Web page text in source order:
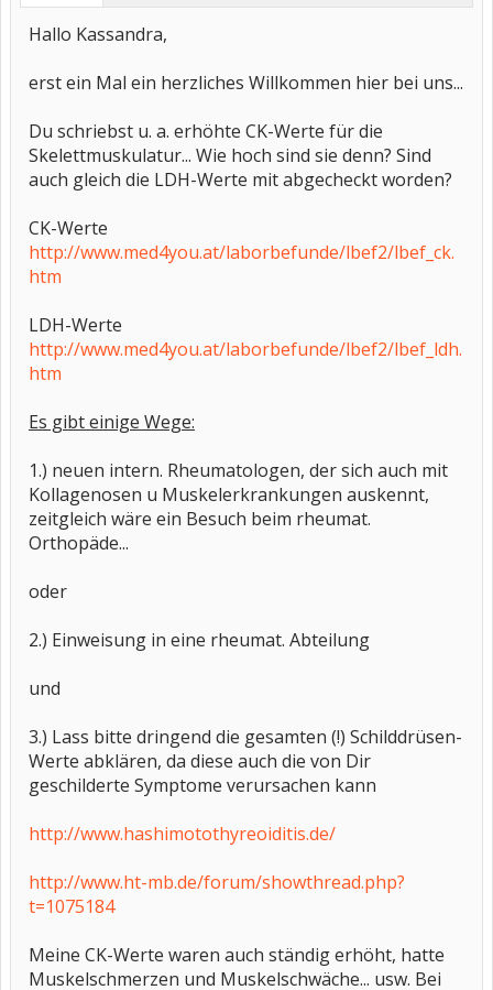
Hallo Kassandra,
erst ein Mal ein herzliches Willkommen hier bei uns...
Du schriebst u. a. erhöhte CK-Werte für die
Skelettmuskulatur... Wie hoch sind sie denn? Sind
auch gleich die LDH-Werte mit abgecheckt worden?
CK-Werte
http://www.med4you.at/laborbefunde/lbef2/lbef_ck.
htm
LDH-Werte
http://www.med4you.at/laborbefunde/lbef2/lbef_ldh.
htm
Es gibt einige Wege:
1.) neuen intern. Rheumatologen, der sich auch mit
Kollagenosen u Muskelerkrankungen auskennt,
zeitgleich wäre ein Besuch beim rheumat.
Orthopäde...
oder
2.) Einweisung in eine rheumat. Abteilung
und
3.) Lass bitte dringend die gesamten (!) Schilddrüsen-
Werte abklären, da diese auch die von Dir
geschilderte Symptome verursachen kann
http://www.hashimotothyreoiditis.de/
http://www.ht-mb.de/forum/showthread.php?
t=1075184
Meine CK-Werte waren auch ständig erhöht, hatte
Muskelschmerzen und Muskelschwäche... usw. Bei